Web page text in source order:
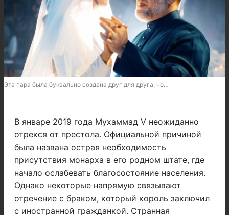
Эта пара была буквально создана друг для друга, но…
В январе 2019 года Мухаммад V неожиданно
отрекся от престола. Официальной причиной
была названа острая необходимость
присутствия монарха в его родном штате, где
начало ослабевать благосостояние населения.
Однако некоторые напрямую связывают
отречение с браком, который король заключил
с иностранной гражданкой. Странная